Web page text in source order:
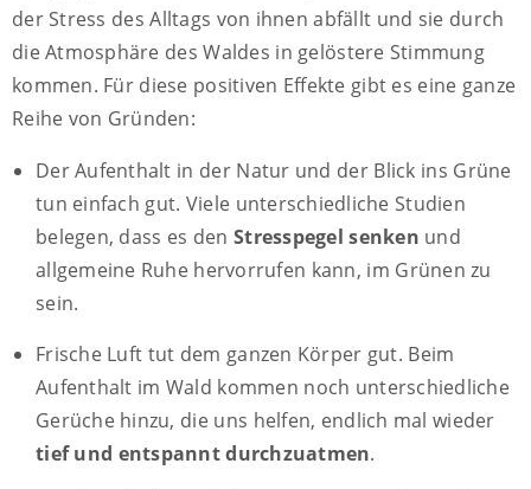
der Stress des Alltags von ihnen abfällt und sie durch
die Atmosphäre des Waldes in gelöstere Stimmung
kommen. Für diese positiven Effekte gibt es eine ganze
Reihe von Gründen:
Der Aufenthalt in der Natur und der Blick ins Grüne
tun einfach gut. Viele unterschiedliche Studien
belegen, dass es den Stresspegel senken und
allgemeine Ruhe hervorrufen kann, im Grünen zu
sein.
Frische Luft tut dem ganzen Körper gut. Beim
Aufenthalt im Wald kommen noch unterschiedliche
Gerüche hinzu, die uns helfen, endlich mal wieder
tief und entspannt durchzuatmen.